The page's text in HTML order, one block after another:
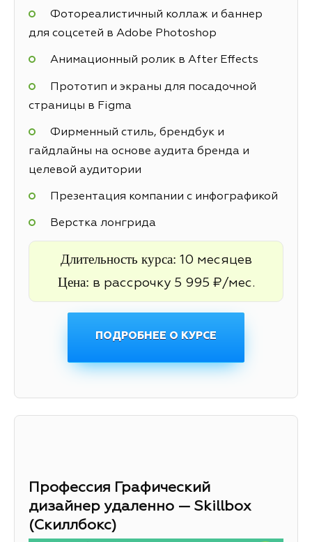
Фотореалистичный коллаж и баннер
для соцсетей в Adobe Photoshop
Анимационный ролик в After Effects
Прототип и экраны для посадочной
страницы в Figma
Фирменный стиль, брендбук и
гайдлайны на основе аудита бренда и
целевой аудитории
Презентация компании с инфографикой
Верстка лонгрида
Длительность курса: 10 месяцев
Цена: в рассрочку 5 995 ₽/мес.
ПОДРОБНЕЕ О КУРСЕ
Профессия Графический
дизайнер удаленно — Skillbox
(Скиллбокс)